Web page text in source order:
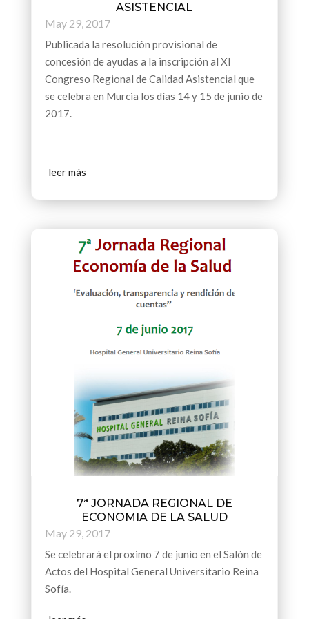
ASISTENCIAL
May 29, 2017
Publicada la resolución provisional de
concesión de ayudas a la inscripción al XI
Congreso Regional de Calidad Asistencial que
se celebra en Murcia los días 14 y 15 de junio de
2017.
leer más
7ª JORNADA REGIONAL DE
ECONOMIA DE LA SALUD
May 29, 2017
Se celebrará el proximo 7 de junio en el Salón de
Actos del Hospital General Universitario Reina
Sofía.